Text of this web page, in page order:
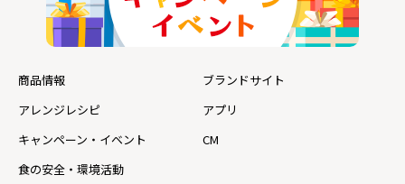
商品情報
ブランドサイト
アレンジレシピ
アプリ
キャンペーン・イベント
CM
食の安全・環境活動